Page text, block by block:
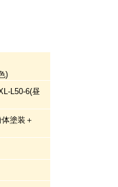
)
L50-6(昼
塗装＋